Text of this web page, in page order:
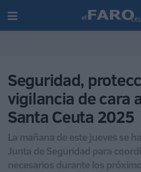
Seguridad,
vigilancia de cara
Santa Ceuta 2025
La mañana de este jueves se
Junta de Seguridad para
necesarios durante los